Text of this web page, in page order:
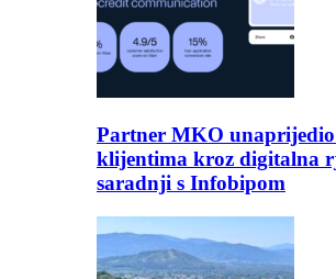
Partner MKO
klijentima kroz digitalna
saradnji s Infobipom